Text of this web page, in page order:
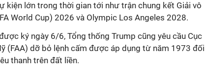
kiện lớn trong thời gian tới như trận chung kết Giải vô
World Cup) 2026 và Olympic Los Angeles 2028.
ký ngày 6/6, Tổng thống Trump cũng yêu cầu Cục
(FAA) dỡ bỏ lệnh cấm được áp dụng từ năm 1973 đối
thanh trên đất liền.